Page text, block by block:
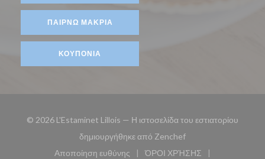
ΠΑΊΡΝΩ ΜΑΚΡΙΆ
ΚΟΥΠΌΝΙΑ
© 2026 L'Estaminet Lillois — Η ιστοσελίδα του εστιατορίου
δημιουργήθηκε από Zenchef((ανοίγει σε νέο
Αποποίηση ευθύνης
ΌΡΟΙ ΧΡΉΣΗΣ